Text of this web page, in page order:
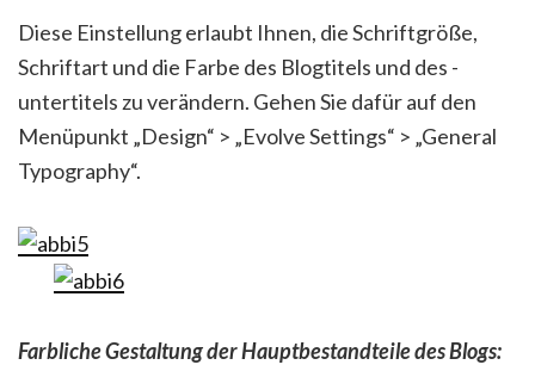
Diese Einstellung erlaubt Ihnen, die Schriftgröße,
Schriftart und die Farbe des Blogtitels und des -
untertitels zu verändern. Gehen Sie dafür auf den
Menüpunkt „Design“ > „Evolve Settings“ > „General
Typography“.
Farbliche Gestaltung der Hauptbestandteile des Blogs: